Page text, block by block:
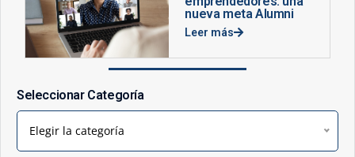
nueva meta Alumni
Leer más
Seleccionar Categoría
Elegir la categoría